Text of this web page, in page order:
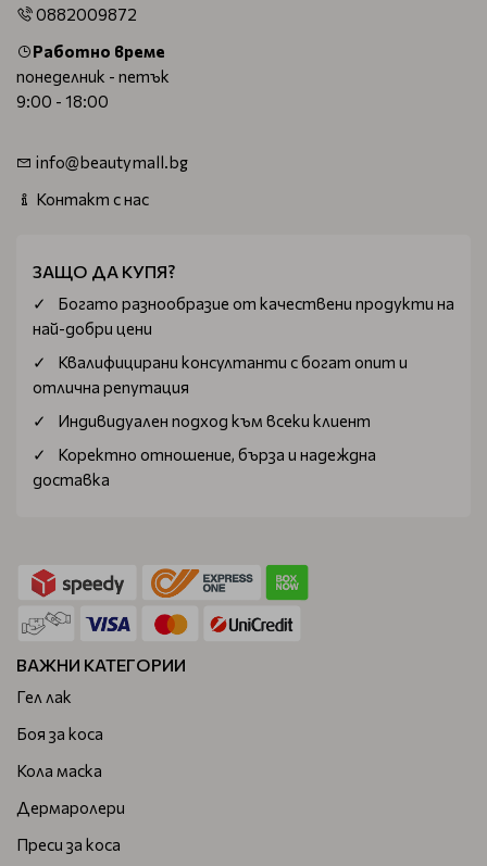
0882009872
Работно време
понеделник - петък
9:00 - 18:00
info@beautymall.bg
Контакт с нас
ЗАЩО ДА КУПЯ?
Богатo разнообразие от качествени продукти на
най-добри цени
Квалифицирани консултанти с богат опит и
отлична репутация
Индивидуален подход към всеки клиент
Коректно отношение, бърза и надеждна
доставка
ВАЖНИ КАТЕГОРИИ
Гел лак
Боя за коса
Кола маска
Дермаролери
Преси за коса